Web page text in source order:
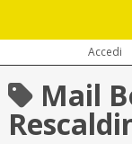
Accedi
Mail